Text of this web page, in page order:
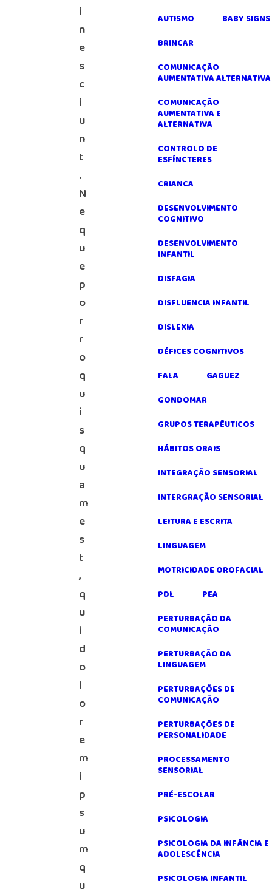
i
n
e
s
c
i
u
n
t
.
N
e
q
u
e
p
o
r
r
o
q
u
i
s
q
u
a
m
e
s
t
,
q
u
i
d
o
l
o
r
e
m
i
p
s
u
m
q
u
AUTISMO
BABY SIGNS
BRINCAR
COMUNICAÇÃO
AUMENTATIVA ALTERNATIVA
COMUNICAÇÃO
AUMENTATIVA E
ALTERNATIVA
CONTROLO DE
ESFÍNCTERES
CRIANCA
DESENVOLVIMENTO
COGNITIVO
DESENVOLVIMENTO
INFANTIL
DISFAGIA
DISFLUENCIA INFANTIL
DISLEXIA
DÉFICES COGNITIVOS
FALA
GAGUEZ
GONDOMAR
GRUPOS TERAPÊUTICOS
HÁBITOS ORAIS
INTEGRAÇÃO SENSORIAL
INTERGRAÇÃO SENSORIAL
LEITURA E ESCRITA
LINGUAGEM
MOTRICIDADE OROFACIAL
PDL
PEA
PERTURBAÇÃO DA
COMUNICAÇÃO
PERTURBAÇÃO DA
LINGUAGEM
PERTURBAÇÕES DE
COMUNICAÇÃO
PERTURBAÇÕES DE
PERSONALIDADE
PROCESSAMENTO
SENSORIAL
PRÉ-ESCOLAR
PSICOLOGIA
PSICOLOGIA DA INFÂNCIA E
ADOLESCÊNCIA
PSICOLOGIA INFANTIL